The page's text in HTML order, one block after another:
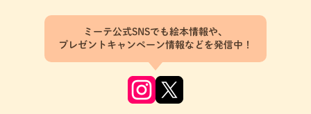
ミーテ公式SNSでも絵本情報や、
プレゼントキャンペーン情報などを発信中！